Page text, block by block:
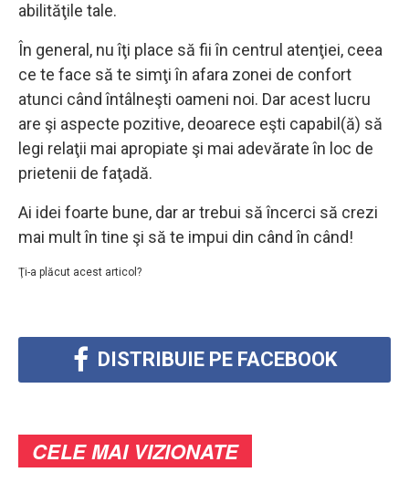
abilităţile tale.
În general, nu îţi place să fii în centrul atenţiei, ceea
ce te face să te simţi în afara zonei de confort
atunci când întâlneşti oameni noi. Dar acest lucru
are şi aspecte pozitive, deoarece eşti capabil(ă) să
legi relaţii mai apropiate şi mai adevărate în loc de
prietenii de faţadă.
Ai idei foarte bune, dar ar trebui să încerci să crezi
mai mult în tine şi să te impui din când în când!
Ţi-a plăcut acest articol?
DISTRIBUIE PE FACEBOOK
CELE MAI VIZIONATE